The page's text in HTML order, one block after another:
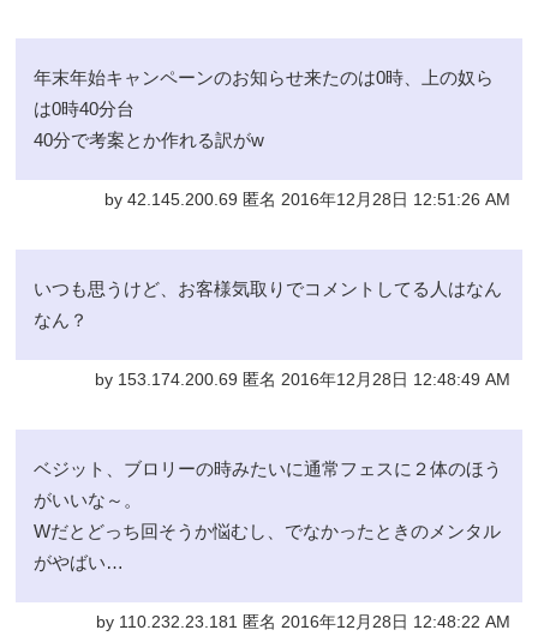
年末年始キャンペーンのお知らせ来たのは0時、上の奴ら
は0時40分台
40分で考案とか作れる訳がw
by 42.145.200.69 匿名 2016年12月28日 12:51:26 AM
いつも思うけど、お客様気取りでコメントしてる人はなん
なん？
by 153.174.200.69 匿名 2016年12月28日 12:48:49 AM
ベジット、ブロリーの時みたいに通常フェスに２体のほう
がいいな～。
Wだとどっち回そうか悩むし、でなかったときのメンタル
がやばい…
by 110.232.23.181 匿名 2016年12月28日 12:48:22 AM